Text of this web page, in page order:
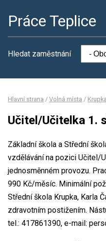
Práce Teplice
Hledat zaměstnání
Hlavní strana / Volná místa / Krupka
Učitel/Učitelka 1.
Základní škola a Střední
vzdělávání na pozici Učitel/
jednosměnném provozu.
990 Kč/měsíc. Minimální
Střední škola Krupka, Karla
zdravotním postižením.
tel.: 417861390, e-mail: